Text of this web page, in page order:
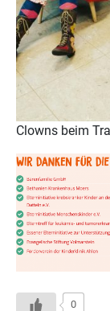
Clowns beim
0